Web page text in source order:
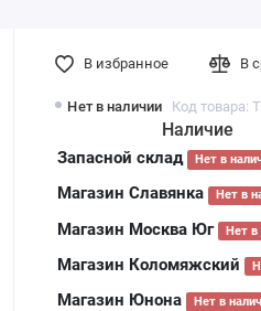
Нет в наличии Код товара:
Наличие
Запасной склад Нет в
Магазин Славянка Нет в
Магазин Москва Юг Нет в
Магазин Коломяжский
Магазин Юнона Нет в
В избранное В